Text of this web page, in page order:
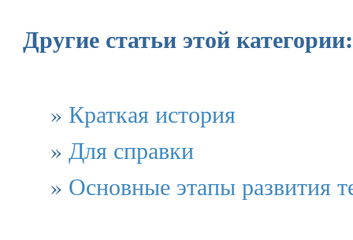
Другие статьи этой категории:
» Краткая история
» Для справки
» Основные этапы развития